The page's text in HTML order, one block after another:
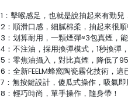
1：擊喉感足，也就是說抽起來有勁兒
2：順滑口感，細膩棉柔，抽起來很
3：划算耐用，一顆煙彈≈3包真煙，
4：不注油，採用換彈模式，1秒換彈
5：零焦油攝入，對比真煙，降低了
6：全新FEELM蜂窩陶瓷霧化技術，
7：無按鍵設計，傻瓜式操作，吸氣即
8：輕巧時尚，單手操作，隨身帶！